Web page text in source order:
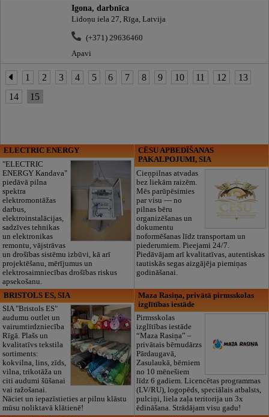
Igona, darbnīca
Lidoņu iela 27, Rīga, Latvija
(+371) 29636460
Apavi
1 2 3 4 5 6 7 8 9 10 11 12
13
14
15
ELECTRIC ENERGY
"ELECTRIC
ENERGY Kandava"
piedāvā pilna
spektra
elektromontāžas
darbus,
elektroinstalācijas,
sadzīves tehnikas
un elektronikas
remontu, vājstrāvas
un drošības sistēmu izbūvi, kā arī
projektēšanu, mērījumus un
elektrosaimniecības drošības riskus
apsekošanu.
CĒSU APBEDĪŠANAS
PAKALPOJUMI, SIA
Cieņpilnas atvadas
bez liekām raizēm.
Mēs parūpēsimies
par visu — no
pilnas bēru
organizēšanas un
dokumentu
noformēšanas līdz transportam un
piederumiem. Pieejami 24/7.
Piedāvājam arī kvalitatīvas, autentiskas
tautiskās segas aizgājēja piemiņas
godināšanai.
BRISTOLS ES, SIA
SIA "Bristols ES"
audumu outlet un
vairumtirdzniecība
Rīgā. Plašs un
kvalitatīvs tekstila
sortiments:
kokvilna, lins, zīds,
vilna, trikotāža un
citi audumi šūšanai
vai ražošanai.
Nāciet un iepazīstieties ar pilnu klāstu
mūsu noliktavā klātienē!
Maza Rasiņa, privātā pirmsskolas
izglītības iestāde
Pirmsskolas
izglītības iestāde
“Maza Rasiņa” –
privātais bērnudārzs
Pārdaugavā,
Zasulaukā, bērniem
no 10 mēnešiem
līdz 6 gadiem. Licencētas programmas
(LV/RU), logopēds, speciālais atbalsts,
pulciņi, liela zaļa teritorija un 3x
ēdināšana. Strādājam visu gadu!